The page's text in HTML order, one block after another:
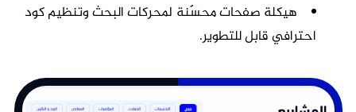
هيكلة صفحات محسّنة لمحركات البحث وتنظيم كود
احترافي قابل للتطوير.